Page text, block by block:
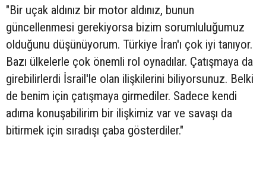
"Bir uçak aldınız bir motor aldınız, bunun
güncellenmesi gerekiyorsa bizim sorumluluğumuz
olduğunu düşünüyorum. Türkiye İran'ı çok iyi tanıyor.
Bazı ülkelerle çok önemli rol oynadılar. Çatışmaya da
girebilirlerdi İsrail'le olan ilişkilerini biliyorsunuz. Belki
de benim için çatışmaya girmediler. Sadece kendi
adıma konuşabilirim bir ilişkimiz var ve savaşı da
bitirmek için sıradışı çaba gösterdiler."